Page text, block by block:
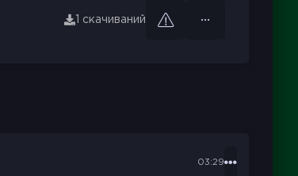
1 скачиваний
03:29